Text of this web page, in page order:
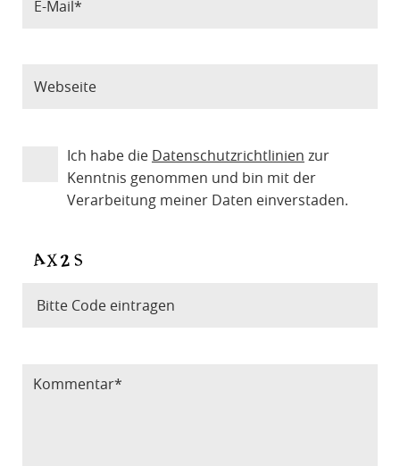
Ich habe die Datenschutzrichtlinien zur
Kenntnis genommen und bin mit der
Verarbeitung meiner Daten einverstaden.